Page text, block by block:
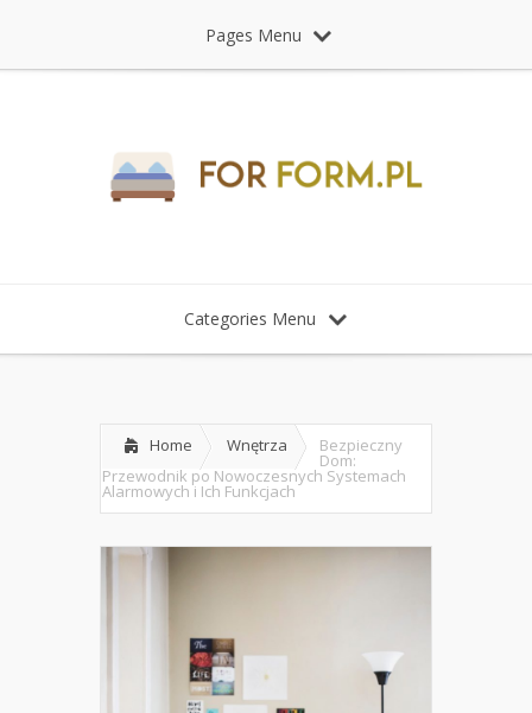
Pages Menu
Categories Menu
Home Wnętrza Bezpieczny
Dom:
Przewodnik po Nowoczesnych Systemach
Alarmowych i Ich Funkcjach